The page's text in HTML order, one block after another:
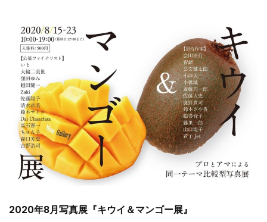
2020年8月写真展『キウイ＆マンゴー展』